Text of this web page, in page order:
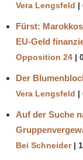
Vera Lengsfeld
Fürst:
EU-Geld
Opposition 24
Der
Vera Lengsfeld
Auf der Suche
Bei Schneider